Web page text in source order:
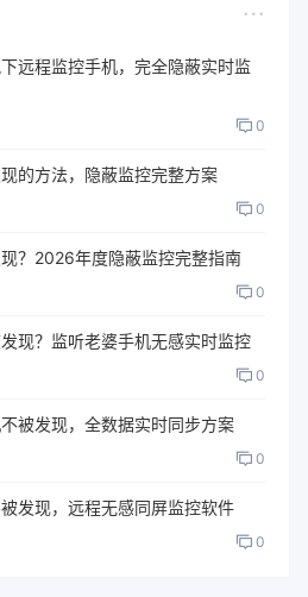
远程监控手机，完全隐蔽实时监
0
的方法，隐蔽监控完整方案
0
？2026年度隐蔽监控完整指南
0
现？监听老婆手机无感实时监控
0
被发现，全数据实时同步方案
0
发现，远程无感同屏监控软件
0